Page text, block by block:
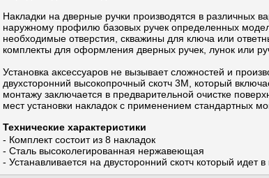
Накладки на дверные ручки производятся в различных
наружному профилю базовых ручек определенных
необходимые отверстия, скважины для ключа или
комплекты для оформления дверных ручек, лунок или
Установка аксессуаров не вызывает сложностей и
двухсторонний высокопрочный скотч 3М, который
монтажу заключается в предварительной очистке
мест установки накладок с применением стандартных
Технические характеристики
- Комплект состоит из 8 накладок
- Сталь высоколегированная нержавеющая
- Устанавливается на двусторонний скотч который идет в